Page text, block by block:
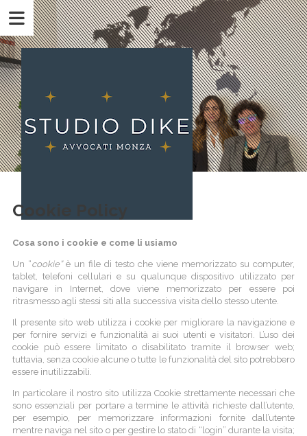
Cookie Policy
Cosa sono i cookie e come li usiamo
Un “cookie” è un file di testo che viene memorizzato su computer,
tablet, telefoni cellulari e su qualunque dispositivo utilizzato per
navigare in Internet, dove viene memorizzato per essere poi
ritrasmesso agli stessi siti alla successiva visita dello stesso utente.
Il presente sito web utilizza i cookie per migliorare la navigazione e
per fornire servizi e funzionalità ai suoi utenti e visitatori. L’uso dei
cookie può essere limitato o disabilitato tramite il browser web;
tuttavia, senza cookie alcune o tutte le funzionalità del sito potrebbero
essere inutilizzabili.
In particolare il nostro sito utilizza Cookie strettamente necessari che
sono essenziali per portare a termine le attività richieste dall’utente,
per esempio, per memorizzare informazioni fornite dall’utente
mentre naviga nel sito o per gestire lo stato di “login” durante la visita;